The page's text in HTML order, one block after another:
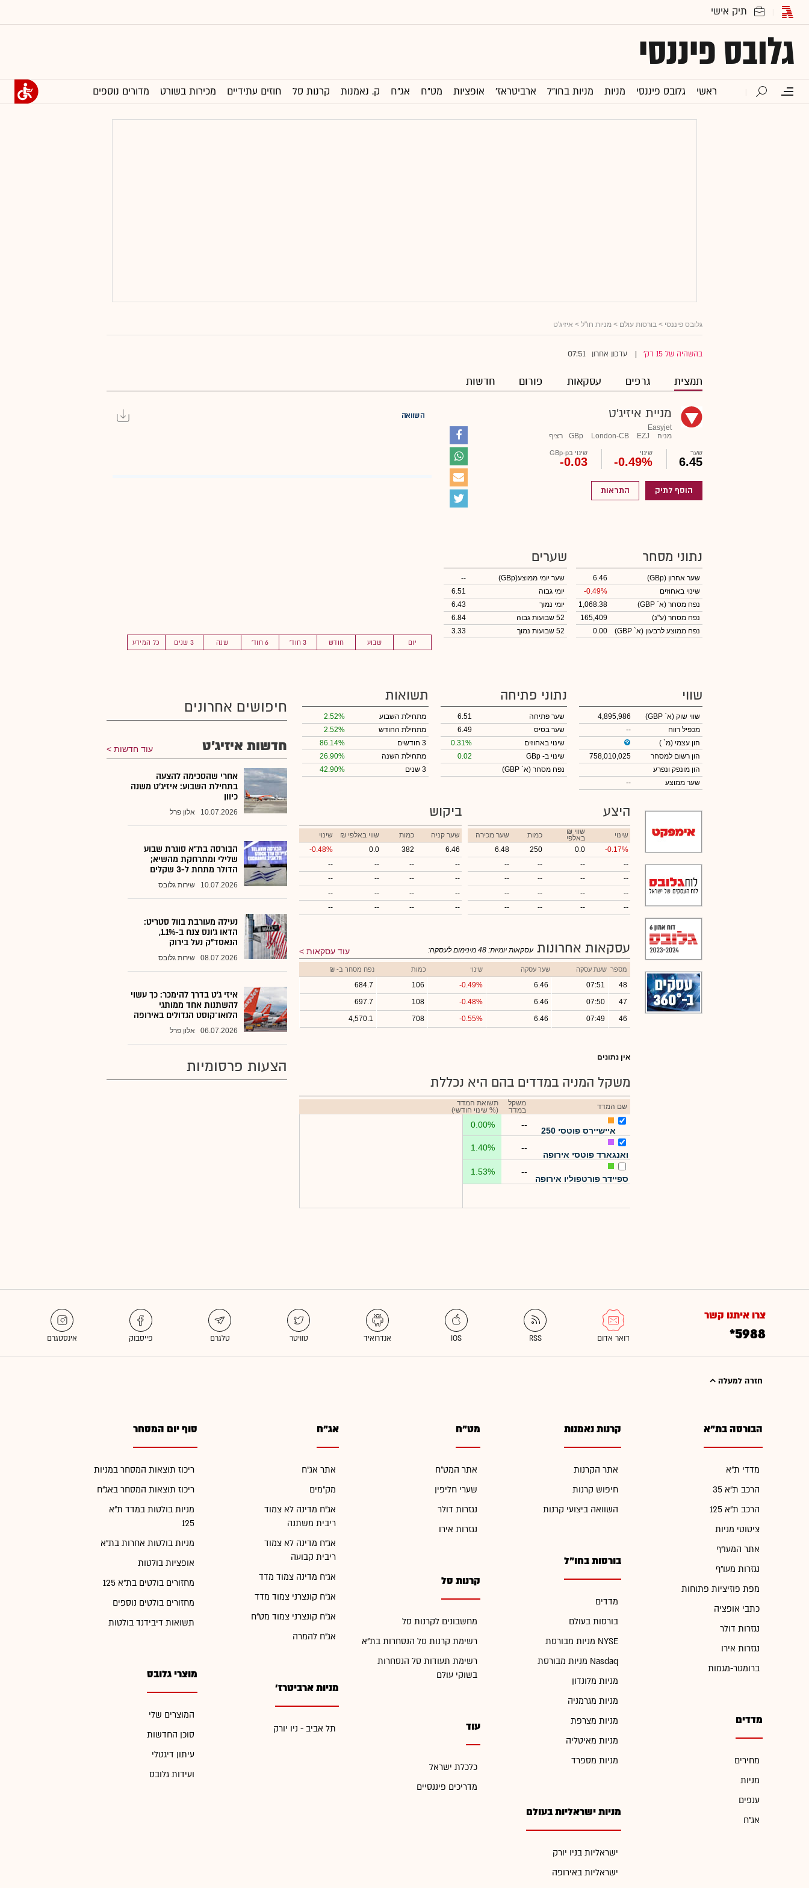
גלובס פיננסי
ראשי גלובס פיננסי מניות מניות בחו"ל ארביטראז' אופציות מט"ח אג"ח ק. נאמנות קרנות סל חוזים עתידיים מכירות בשורט מדורים נוספים
גלובס פיננסי > בורסות עולם > מניות חו"ל > איזיג'ט
בהשהיה של 15 דק' עדכון אחרון 07:51
תמצית גרפים עסקאות פורום חדשות
מניית איזיג'ט
Easyjet
מניה
EZJ
London-CB
GBp רציף
שער
6.45
שינוי
-0.49%
שינוי בGBp-p
-0.03
הוסף לתיק התראות
השוואה
יום שבוע חודש 3 חוד' 6 חוד' שנה 3 שנים כל המידע
נתוני מסחר
שער אחרון (GBp)
6.46
שינוי באחוזים
-0.49%
נפח מסחר (א` GBP)
1,068.38
נפח מסחר (ע"נ)
165,409
נפח ממוצע לרבעון (א` GBP)
0.00
שערים
שער יומי ממוצע(GBp)
--
יומי גבוה
6.51
יומי נמוך
6.43
52 שבועות גבוה
6.84
52 שבועות נמוך
3.33
שווי
שווי שוק (א` GBP)
4,895,986
מכפיל רווח
--
הון עצמי (מ` )
הון רשום למסחר
758,010,025
הון מונפק ונפרע
שער ממוצע
--
נתוני פתיחה
שער פתיחה
6.51
שער בסיס
6.49
שינוי באחוזים
0.31%
שינוי ב- GBp
0.02
נפח מסחר (א` GBP)
תשואות
מתחילת השבוע
2.52%
מתחילת החודש
2.52%
3 חודשים
86.14%
מתחילת השנה
26.90%
3 שנים
42.90%
היצע
שינוי ₪ שווי
באלפי כמות
שער מכירה
-0.17%
0.0
250
6.48
--
--
--
--
--
--
--
--
--
--
--
--
--
--
--
--
ביקוש
שער קניה כמות ₪ שווי באלפי
שינוי
6.46
382
0.0
-0.48%
--
--
--
--
--
--
--
--
--
--
--
--
--
--
--
--
עסקאות אחרונות עוד עסקאות עסקאות יומיות: 48 מינימום לעסקה:
מספר שעת עסקה שער עסקה שינוי כמות נפח מסחר ב- ₪
48
07:51
6.46
-0.49%
106
684.7
47
07:50
6.46
-0.48%
108
697.7
46
07:49
6.46
-0.55%
708
4,570.1
אין נתונים
משקל המניה במדדים בהם היא נכללת
שם המדד
משקל
במדד
תשואת המדד
(% שינוי חודשי)
איישיירס פוטסי 250
--
0.00%
ואנגארד פוטסי אירופה
--
1.40%
ספיידר פורטפוליו אירופה
--
1.53%
חיפושים אחרונים
חדשות איזיג'ט עוד חדשות
אחרי שהסכימה להצעה
בתחילת השבוע: איזיג'ט משנה
כיוון
10.07.2026 אלון פרל
הבורסה בת״א סוגרת שבוע
שלילי ומתרחקת מהשיא;
הדולר מתחת ל-3 שקלים
10.07.2026 שירות גלובס
נעילה מעורבת בוול סטריט:
הדאו ג'ונס צנח ב-1.1%,
הנאסד"ק נעל בירוק
08.07.2026 שירות גלובס
איזי ג'ט בדרך להימכר: כך עשוי
להשתנות אחד ממותגי
הלואו־קוסט הגדולים באירופה
06.07.2026 אלון פרל
הצעות פרסומיות
צרו איתנו קשר
*5988
חזרה למעלה
הבורסה בת"א
מדדי ת"א
הרכב ת"א 35
הרכב ת"א 125
ציטוטי מניות
אתר המעו"ף
נגזרות מעו"ף
מפת פוזיציות פתוחות
כתבי אופציה
נגזרות דולר
נגזרות אירו
ברומטר-מגמות
מדדים
מחירים
מניות
ענפים
אג"ח
קרנות נאמנות
אתר הקרנות
חיפוש קרנות
השוואה ביצועי קרנות
בורסות בחו"ל
מדדים
בורסות בעולם
מניות מבורסת NYSE
מניות מבורסת Nasdaq
מניות מלונדון
מניות מגרמניה
מניות מצרפת
מניות מאיטליה
מניות מספרד
מניות ישראליות בעולם
ישראליות בניו יורק
ישראליות באירופה
מט"ח
אתר המט"ח
שערי חליפין
נגזרות דולר
נגזרות אירו
קרנות סל
מחשבונים לקרנות סל
רשימת קרנות סל הנסחרות בת"א
רשימת תעודות סל הנסחרות
בשוקי עולם
עוד
כלכלת ישראל
מדריכים פיננסיים
אג"ח
אתר אג"ח
מק"מים
אג"ח מדינה לא צמוד
ריבית משתנה
אג"ח מדינה לא צמוד
ריבית קבועה
אג"ח מדינה צמוד מדד
אג"ח קונצרני צמוד מדד
אג"ח קונצרני צמוד מט"ח
אג"ח להמרה
מניות ארביטרז'
תל אביב - ניו יורק
סוף יום המסחר
ריכוז תוצאות המסחר במניות
ריכוז תוצאות המסחר באג"ח
מניות בולטות במדד ת"א
125
מניות בולטות אחרות בת"א
אופציות בולטות
מחזורים בולטים בת"א 125
מחזורים בולטים נוספים
תשואות דיבידנד בולטות
מוצרי גלובס
המוצרים שלי
סוכן החדשות
עיתון דיגטלי
ועידות גלובס